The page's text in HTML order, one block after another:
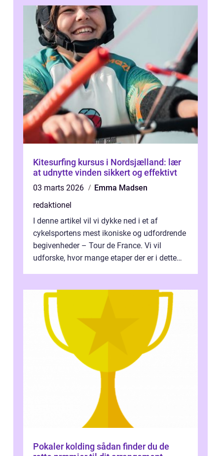
Kitesurfing kursus i Nordsjælland: lær
at udnytte vinden sikkert og effektivt
03 marts 2026
Emma Madsen
redaktionel
I denne artikel vil vi dykke ned i et af
cykelsportens mest ikoniske og udfordrende
begivenheder – Tour de France. Vi vil
udforske, hvor mange etaper der er i dette
Pokaler kolding sådan finder du de